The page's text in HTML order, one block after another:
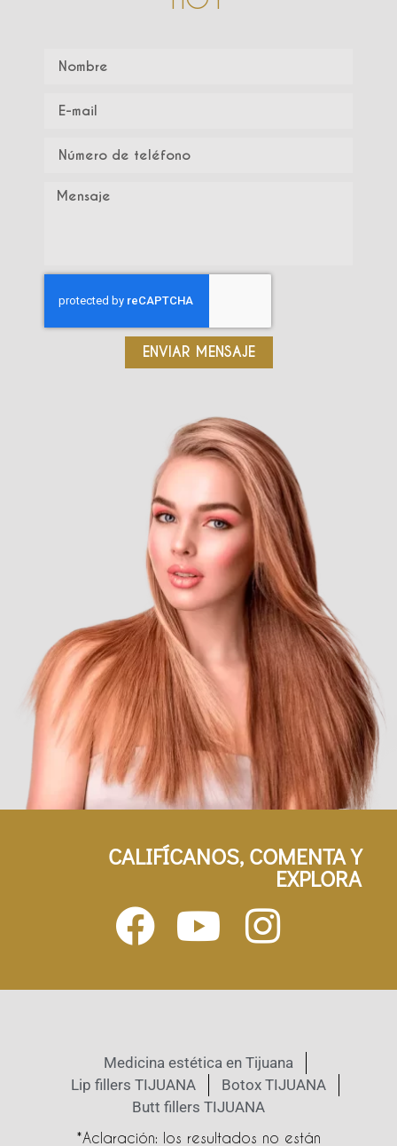
ENVIAR MENSAJE
CALIFÍCANOS, COMENTA Y
EXPLORA
Medicina estética en Tijuana
Lip fillers TIJUANA
Botox TIJUANA
Butt fillers TIJUANA
*Aclaración: los resultados no están